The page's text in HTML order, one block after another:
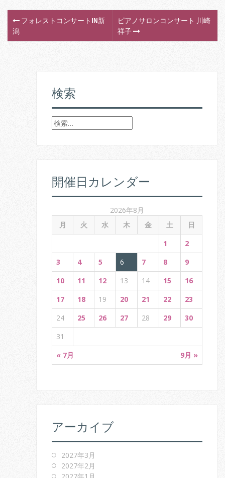
P フォレストコンサートIN新
潟
ピアノサロンコンサート 川崎
祥子
検索
検
索
開催日カレンダー
2026年8月
月
火 水 木 金 土 日
« 7月 9月 »
1
2
3
4 5 6 7 8
9
10
11 12 13 14 15
16
17
18 19 20 21 22
23
24
25 26 27 28 29
30
31
アーカイブ
2027年3月
2027年2月